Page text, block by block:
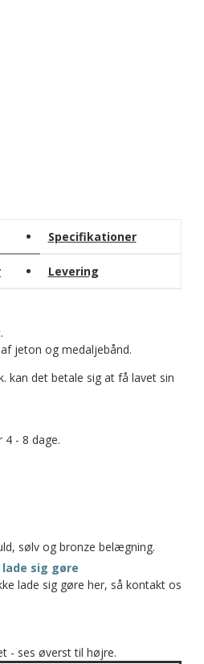
Specifikationer
Levering
jeton og medaljebånd.
kan det betale sig at få lavet sin
4 - 8 dage.
sølv og bronze belægning.
lade sig gøre
lade sig gøre her, så kontakt os
- ses øverst til højre.